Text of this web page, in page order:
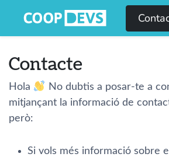
Contacte
Hola
No dubtis a posar-te a
mitjançant la informació de
però:
Si vols més informació sobre